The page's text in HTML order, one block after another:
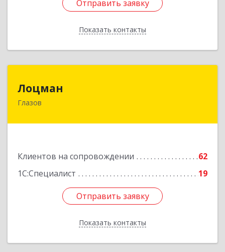
Отправить заявку
Показать контакты
Отправить заявку
Назад
Лоцман
Глазов
Клиентов на сопровождении
62
1С:Специалист
19
Отправить заявку
Показать контакты
427620, Удмуртская Респ, Глазов г, Сибирская
Отправить заявку
Назад